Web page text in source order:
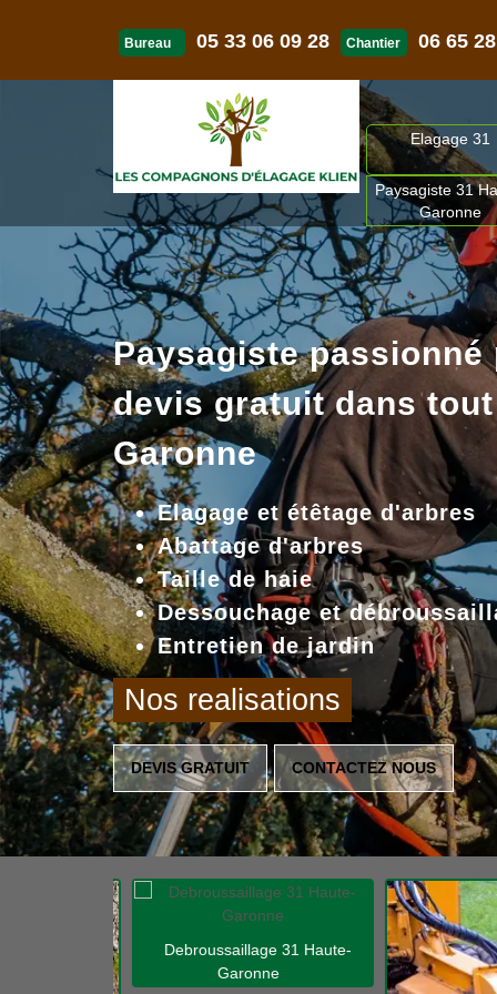
Bureau 05 33 06 09 28 Chantier 06 65
Elagage 31
Paysagiste 31
Garonne
Paysagiste passionné
devis gratuit dans
Garonne
Elagage et étêtage d'arbres
Abattage d'arbres
Taille de haie
Dessouchage et
Entretien de jardin
Nos realisations
DEVIS GRATUIT CONTACTEZ NOUS
Debroussaillage 31 Haute-
Garonne